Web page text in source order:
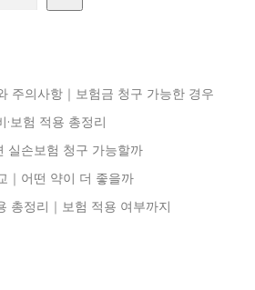
주의사항｜보험금 청구 가능한 경우
·보험 적용 총정리
실손보험 청구 가능할까
｜어떤 약이 더 좋을까
총정리｜보험 적용 여부까지